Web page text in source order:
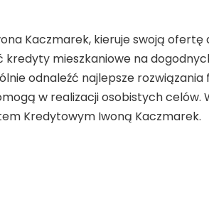
Kaczmarek, kieruje swoją ofertę
mieszkaniowe na
odnaleźć najlepsze rozwiązania
w realizacji osobistych celów.
Kredytowym Iwoną Kaczmarek.